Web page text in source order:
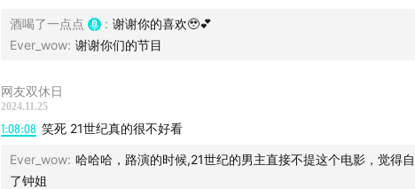
酒喝了一点点 : 谢谢你的喜欢🥹💕
Ever_wow: 谢谢你们的节目
网友双休日
2024.11.25
1:08:08 笑死 21世纪真的很不好看
Ever_wow: 哈哈哈，路演的时候,21世纪的男主直接不提这个电影，觉得
了钟姐